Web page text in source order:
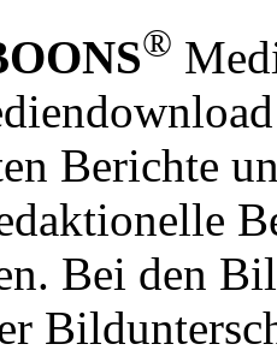
®
Berichte
Bei den